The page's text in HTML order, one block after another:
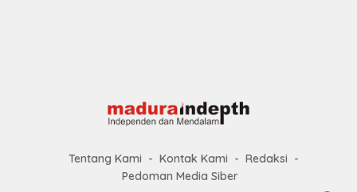
Tentang Kami Kontak Kami
Redaksi
Pedoman Media Siber